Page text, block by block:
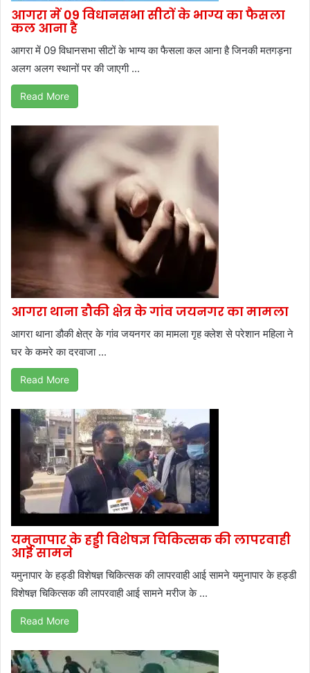
आगरा में 09 विधानसभा सीटों के भाग्य का फैसला
कल आना है
आगरा में 09 विधानसभा सीटों के भाग्य का फैसला कल आना है जिनकी मतगड़ना
अलग अलग स्थानों पर की जाएगी ...
Read More
आगरा थाना डौकी क्षेत्र के गांव जयनगर का मामला
आगरा थाना डौकी क्षेत्र के गांव जयनगर का मामला गृह क्लेश से परेशान महिला ने
घर के कमरे का दरवाजा ...
Read More
यमुनापार के हड्डी विशेषज्ञ चिकित्सक की लापरवाही
आई सामने
यमुनापार के हड्डी विशेषज्ञ चिकित्सक की लापरवाही आई सामने यमुनापार के हड्डी
विशेषज्ञ चिकित्सक की लापरवाही आई सामने मरीज के ...
Read More